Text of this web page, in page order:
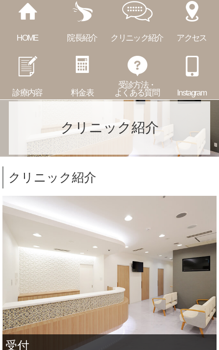
HOME 院長紹介 クリニック紹介 アクセス
診療内容 料金表
受診方法・
よくある質問
Instagram
クリニック紹介
クリニック紹介
受付